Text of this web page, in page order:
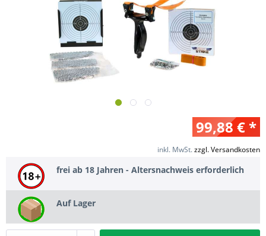
99,88 € *
inkl. MwSt.zzgl. Versandkosten
frei ab 18 Jahren - Altersnachweis erforderlich
Auf Lager